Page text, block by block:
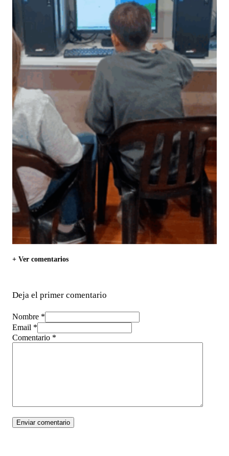
+ Ver comentarios
Deja el primer comentario
Nombre *
Email *
Comentario *